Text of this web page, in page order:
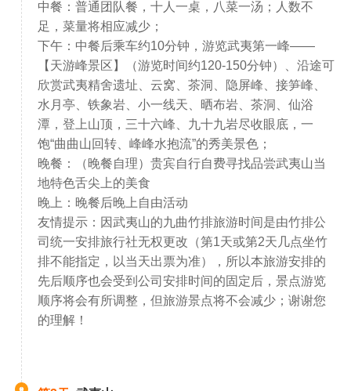
中餐：普通团队餐，十人一桌，八菜一汤；人数不
足，菜量将相应减少；
下午：中餐后乘车约10分钟，游览武夷第一峰——
【天游峰景区】（游览时间约120-150分钟）、沿途可
欣赏武夷精舍遗址、云窝、茶洞、隐屏峰、接笋峰、
水月亭、铁象岩、小一线天、晒布岩、茶洞、仙浴
潭，登上山顶，三十六峰、九十九岩尽收眼底，一
饱“曲曲山回转、峰峰水抱流”的秀美景色；
晚餐：（晚餐自理）贵宾自行自费寻找品尝武夷山当
地特色舌尖上的美食
晚上：晚餐后晚上自由活动
友情提示：因武夷山的九曲竹排旅游时间是由竹排公
司统一安排旅行社无权更改（第1天或第2天几点坐竹
排不能指定，以当天出票为准），所以本旅游安排的
先后顺序也会受到公司安排时间的固定后，景点游览
顺序将会有所调整，但旅游景点将不会减少；谢谢您
的理解！